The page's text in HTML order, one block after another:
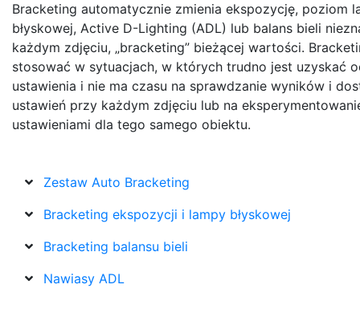
Bracketing automatycznie zmienia ekspozycję, poziom
błyskowej, Active D-Lighting (ADL) lub balans bieli
każdym zdjęciu, „bracketing” bieżącej wartości.
stosować w sytuacjach, w których trudno jest uzyskać
ustawienia i nie ma czasu na sprawdzanie wyników i
ustawień przy każdym zdjęciu lub na
ustawieniami dla tego samego obiektu.
Zestaw Auto Bracketing
Bracketing ekspozycji i lampy błyskowej
Bracketing balansu bieli
Nawiasy ADL